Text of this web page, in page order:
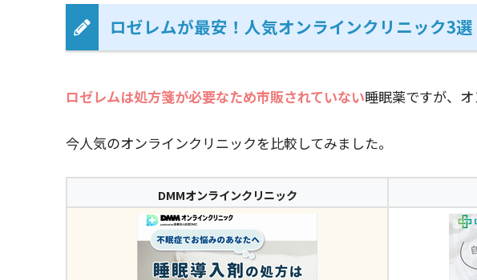
ロゼレムが最安！人気オンラインクリニック3選
ロゼレムは処方箋が必要なため市販されていない睡眠薬ですが、
今人気のオンラインクリニックを比較してみました。
DMMオンラインクリニック